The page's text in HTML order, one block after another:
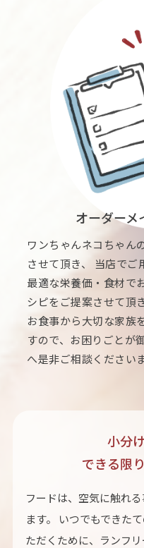
オーダーメ
ワンちゃんネコちゃん
させて頂き、 当店でご
最適な栄養価・食材で
シピをご提案させて頂
お食事から大切な家族
すので、お困りごとが
へ是非ご相談ください
小分
できる限
フードは、空気に触れ
ます。 いつでもできた
ただくために、ランフ